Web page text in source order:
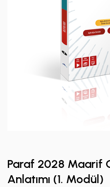
Paraf 2028 Maarif
Anlatımı (1. Modül)